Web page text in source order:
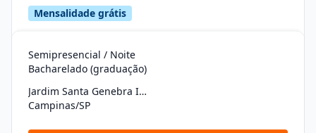
Mensalidade grátis
Semipresencial / Noite
Bacharelado (graduação)
Jardim Santa Genebra Ii (barao Geraldo)
Campinas/SP